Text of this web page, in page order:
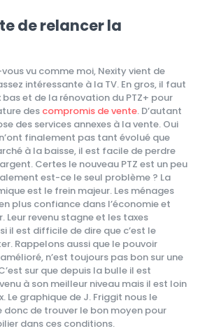
de relancer la
vu comme moi, Nexity vient de
intéressante à la TV. En gros, il faut
et de la rénovation du PTZ+ pour
des compromis de vente. D’autant
des services annexes à la vente. Oui
finalement pas tant évolué que
à la baisse, il est facile de perdre
Certes le nouveau PTZ est un peu
est-ce le seul problème ? La
est le frein majeur. Les ménages
plus confiance dans l’économie et
Leur revenu stagne et les taxes
il est difficile de dire que c’est le
Rappelons aussi que le pouvoir
amélioré, n’est toujours pas bon sur une
sur que depuis la bulle il est
à son meilleur niveau mais il est loin
Le graphique de J. Friggit nous le
donc de trouver le bon moyen pour
dans ces conditions.